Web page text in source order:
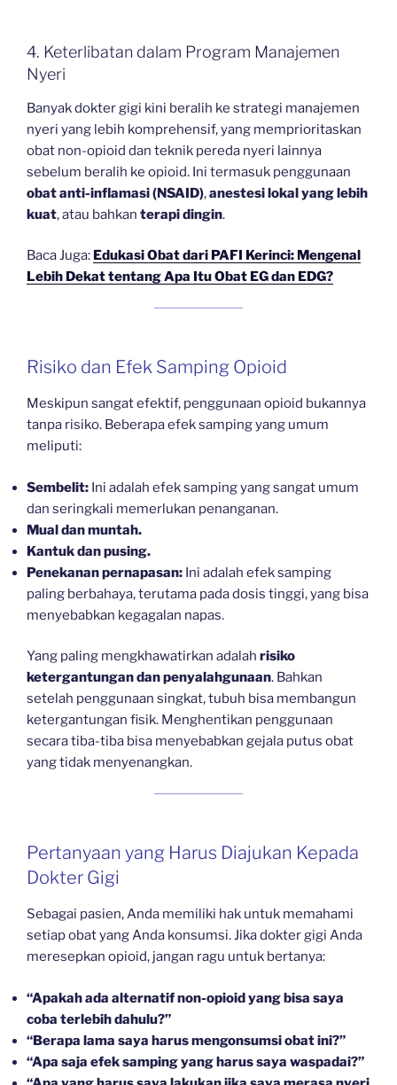
4. Keterlibatan dalam Program Manajemen
Nyeri
Banyak dokter gigi kini beralih ke strategi manajemen
nyeri yang lebih komprehensif, yang memprioritaskan
obat non-opioid dan teknik pereda nyeri lainnya
sebelum beralih ke opioid. Ini termasuk penggunaan
obat anti-inflamasi (NSAID),anestesi lokal yang lebih
kuat, atau bahkan terapi dingin.
Baca Juga: Edukasi Obat dari PAFI Kerinci: Mengenal
Lebih Dekat tentang Apa Itu Obat EG dan EDG?
Risiko dan Efek Samping Opioid
Meskipun sangat efektif, penggunaan opioid bukannya
tanpa risiko. Beberapa efek samping yang umum
meliputi:
Sembelit: Ini adalah efek samping yang sangat umum
dan seringkali memerlukan penanganan.
Mual dan muntah.
Kantuk dan pusing.
Penekanan pernapasan: Ini adalah efek samping
paling berbahaya, terutama pada dosis tinggi, yang bisa
menyebabkan kegagalan napas.
Yang paling mengkhawatirkan adalah risiko
ketergantungan dan penyalahgunaan. Bahkan
setelah penggunaan singkat, tubuh bisa membangun
ketergantungan fisik. Menghentikan penggunaan
secara tiba-tiba bisa menyebabkan gejala putus obat
yang tidak menyenangkan.
Pertanyaan yang Harus Diajukan Kepada
Dokter Gigi
Sebagai pasien, Anda memiliki hak untuk memahami
setiap obat yang Anda konsumsi. Jika dokter gigi Anda
meresepkan opioid, jangan ragu untuk bertanya:
“Apakah ada alternatif non-opioid yang bisa saya
coba terlebih dahulu?”
“Berapa lama saya harus mengonsumsi obat ini?”
“Apa saja efek samping yang harus saya waspadai?”